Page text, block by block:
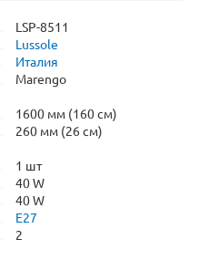
LSP-8511
Lussole
Италия
Marengo
1600 мм (160 см)
260 мм (26 см)
1 шт
40 W
40 W
E27
2